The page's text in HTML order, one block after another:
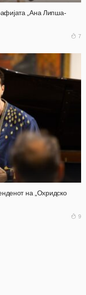
„Ана Липша-
7
на „Охридско
9